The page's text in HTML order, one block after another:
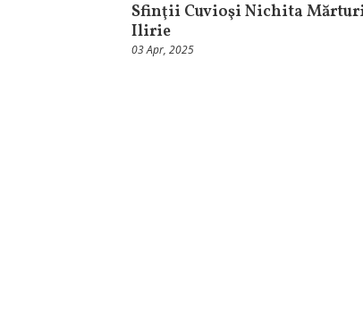
Sfinţii Cuvioşi Nichita
Ilirie
03 Apr, 2025